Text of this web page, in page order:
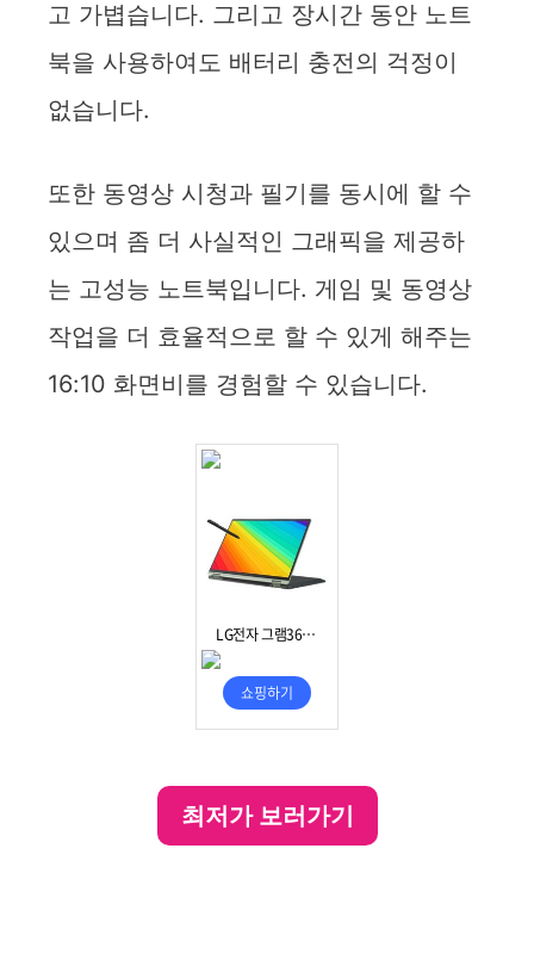
고 가볍습니다. 그리고 장시간 동안 노트
북을 사용하여도 배터리 충전의 걱정이
없습니다.
또한 동영상 시청과 필기를 동시에 할 수
있으며 좀 더 사실적인 그래픽을 제공하
는 고성능 노트북입니다. 게임 및 동영상
작업을 더 효율적으로 할 수 있게 해주는
16:10 화면비를 경험할 수 있습니다.
최저가 보러가기